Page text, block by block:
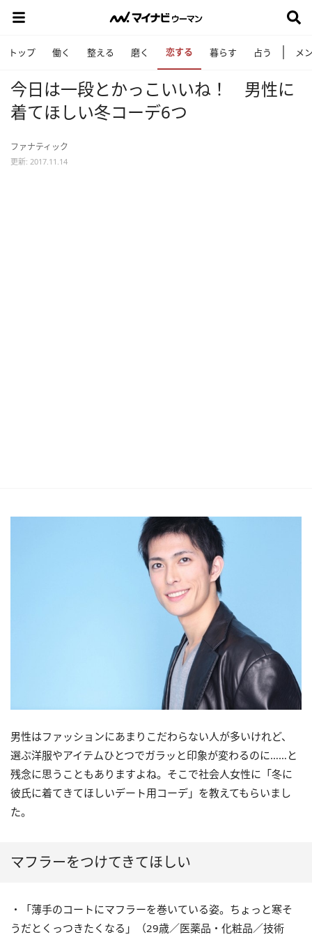
トップ 働く 整える 磨く 恋する 暮らす 占う メ
今日は一段とかっこいいね！ 男性に
着てほしい冬コーデ6つ
ファナティック
更新: 2017.11.14
男性はファッションにあまりこだわらない人が多いけれど、
選ぶ洋服やアイテムひとつでガラッと印象が変わるのに……と
残念に思うこともありますよね。そこで社会人女性に「冬に
彼氏に着てきてほしいデート用コーデ」を教えてもらいまし
た。
マフラーをつけてきてほしい
・「薄手のコートにマフラーを巻いている姿。ちょっと寒そ
うだとくっつきたくなる」（29歳／医薬品・化粧品／技術